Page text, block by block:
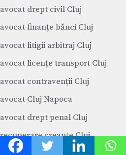
avocat drept civil Cluj
avocat finanțe bănci Cluj
avocat litigii arbitraj Cluj
avocat licențe transport Cluj
avocat contravenții Cluj
avocat Cluj Napoca
avocat drept penal Cluj
recuperare creanțe Cluj